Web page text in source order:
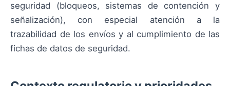
seguridad (bloqueos, sistemas de contención y
señalización), con especial atención a la
trazabilidad de los envíos y al cumplimiento de las
fichas de datos de seguridad.